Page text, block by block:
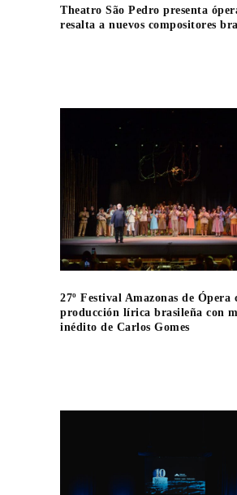
Theatro São Pedro presenta
resalta a nuevos compositores
27º Festival Amazonas de Ópera
producción lírica brasileña con
inédito de Carlos Gomes